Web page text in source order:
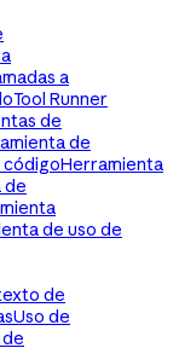
a
Tool Runner
de
de
códigoHerramienta
de
de uso de
de
Uso de